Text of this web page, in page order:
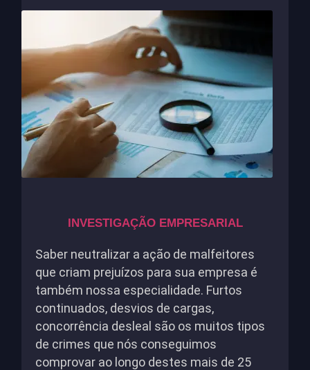
INVESTIGAÇÃO EMPRESARIAL
Saber neutralizar a ação de malfeitores
que criam prejuízos para sua empresa é
também nossa especialidade. Furtos
continuados, desvios de cargas,
concorrência desleal são os muitos tipos
de crimes que nós conseguimos
comprovar ao longo destes mais de 25